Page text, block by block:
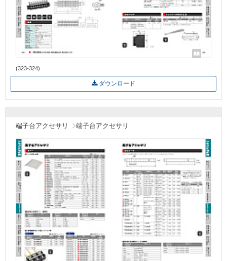
(323-324)
ダウンロード
端子台アクセサリ 端子台アクセサリ